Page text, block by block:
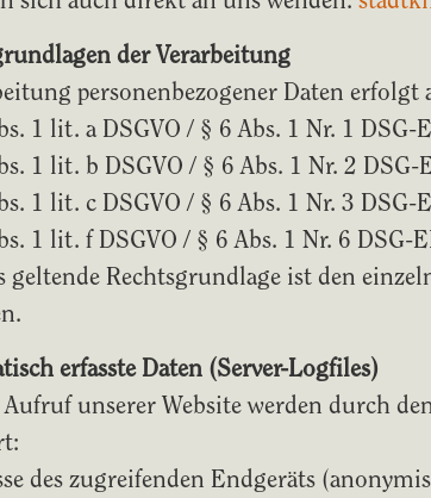
der Verarbeitung
personenbezogener Daten
1 lit. a DSGVO / § 6 Abs. 1 Nr. 1
1 lit. b DSGVO / § 6 Abs. 1 Nr. 2
1 lit. c DSGVO / § 6 Abs. 1 Nr. 3
1 lit. f DSGVO / § 6 Abs. 1 Nr. 6
geltende Rechtsgrundlage ist den
erfasste Daten (Server-Logfiles)
unserer Website werden durch
des zugreifenden Endgeräts